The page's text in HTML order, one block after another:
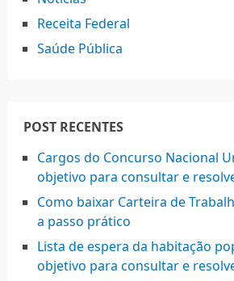
Receita Federal
Saúde Pública
POST RECENTES
Cargos do Concurso Nacional
objetivo para consultar e
Como baixar Carteira de
a passo prático
Lista de espera da habitação
objetivo para consultar e